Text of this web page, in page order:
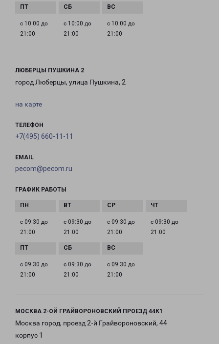
с 10:00 до
21:00
с 10:00 до
21:00
с 10:00 до
21:00
ЛЮБЕРЦЫ ПУШКИНА 2
город Люберцы, улица Пушкина, 2
на карте
ТЕЛЕФОН
+7(495) 660-11-11
EMAIL
pecom@pecom.ru
ГРАФИК РАБОТЫ
с 09:30 до
21:00
с 09:30 до
21:00
с 09:30 до
21:00
с 09:30 до
21:00
с 09:30 до
21:00
с 09:30 до
21:00
с 09:30 до
21:00
МОСКВА 2-ОЙ ГРАЙВОРОНОВСКИЙ ПРОЕЗД 44К1
Москва город, проезд 2-й Грайвороновский, 44
корпус 1